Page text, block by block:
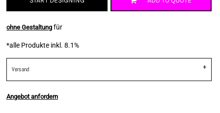
ohne Gestaltung für
*alle Produkte inkl. 8.1%
Versand
Angebot anfordern